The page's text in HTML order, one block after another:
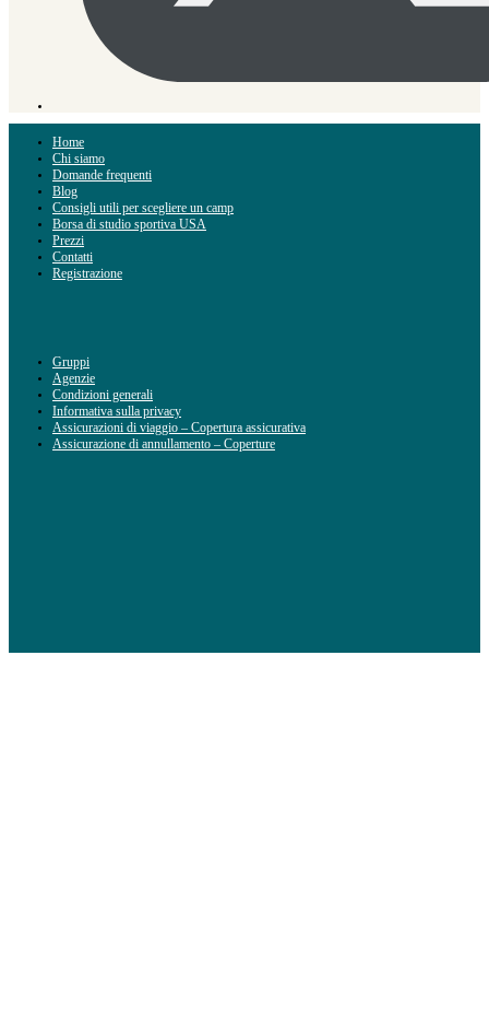
Home
Chi siamo
Domande frequenti
Blog
Consigli utili per scegliere un camp
Borsa di studio sportiva USA
Prezzi
Contatti
Registrazione
Gruppi
Agenzie
Condizioni generali
Informativa sulla privacy
Assicurazioni di viaggio – Copertura assicurativa
Assicurazione di annullamento – Coperture